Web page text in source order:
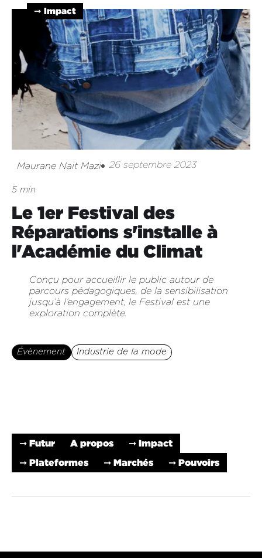
➞ Impact
Maurane Nait Mazi 26 septembre 2023
5 min
Le 1er Festival des
Réparations s'installe à
l'Académie du Climat
Conçu pour accueillir le public autour de
parcours pédagogiques, de la sensibilisation
jusqu’à l’engagement, le Festival est une
exploration complète.
Évènement Industrie de la mode
➞ Futur A propos
➞ Impact
➞ Plateformes
➞ Marchés ➞ Pouvoirs